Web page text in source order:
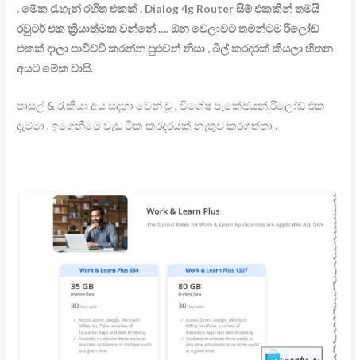
. මේක රැහැන් රහිත එකක් . Dialog 4g Router සිම් එකකින් තමයි
රවුටර් එක ක්‍රියාත්මක වන්නේ …. ඕන වෙලාවට තමන්ටම රිලෝඩ්
එකක් දාලා පාවිච්චි කරන්න පුළුවන් නිසා , බිල් කරදරක් කියලා හිතන
අයට මේක වාසි.
පාසල් & රැකියා අය සදහා වෙන් වූ , විශේෂ පැකේජයන්.රිලෝඩ් එක
දැම්මා , ඉගෙනීමේ වැඩ ටික කරදරයක් නැතුව කරගත්තා .